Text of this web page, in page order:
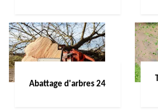
Abattage d'arbres 24